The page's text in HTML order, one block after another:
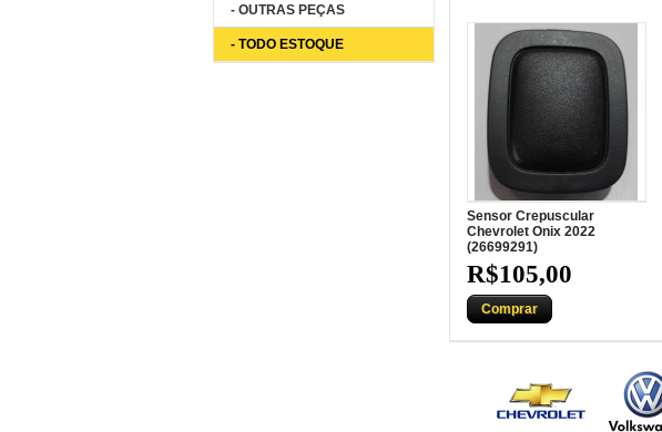
- OUTRAS PEÇAS
- TODO ESTOQUE
Sensor Crepuscular
Chevrolet Onix 2022
(26699291)
R$105,00
Comprar